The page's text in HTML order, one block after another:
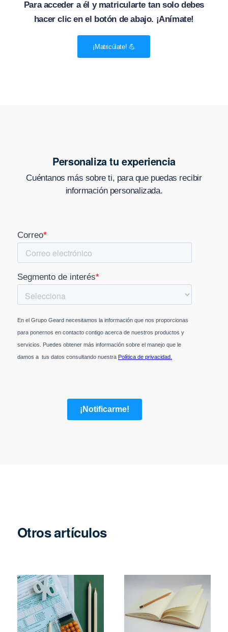
Para acceder a él y matricularte tan solo debes
hacer clic en el botón de abajo. ¡Anímate!
¡Matricúlate! 💪
Personaliza tu experiencia
Cuéntanos más sobre ti, para que puedas recibir
información personalizada.
Otros artículos